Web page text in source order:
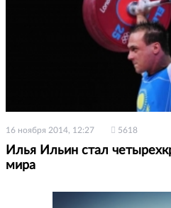
16 ноября 2014, 12:27 5618
Илья Ильин стал
мира